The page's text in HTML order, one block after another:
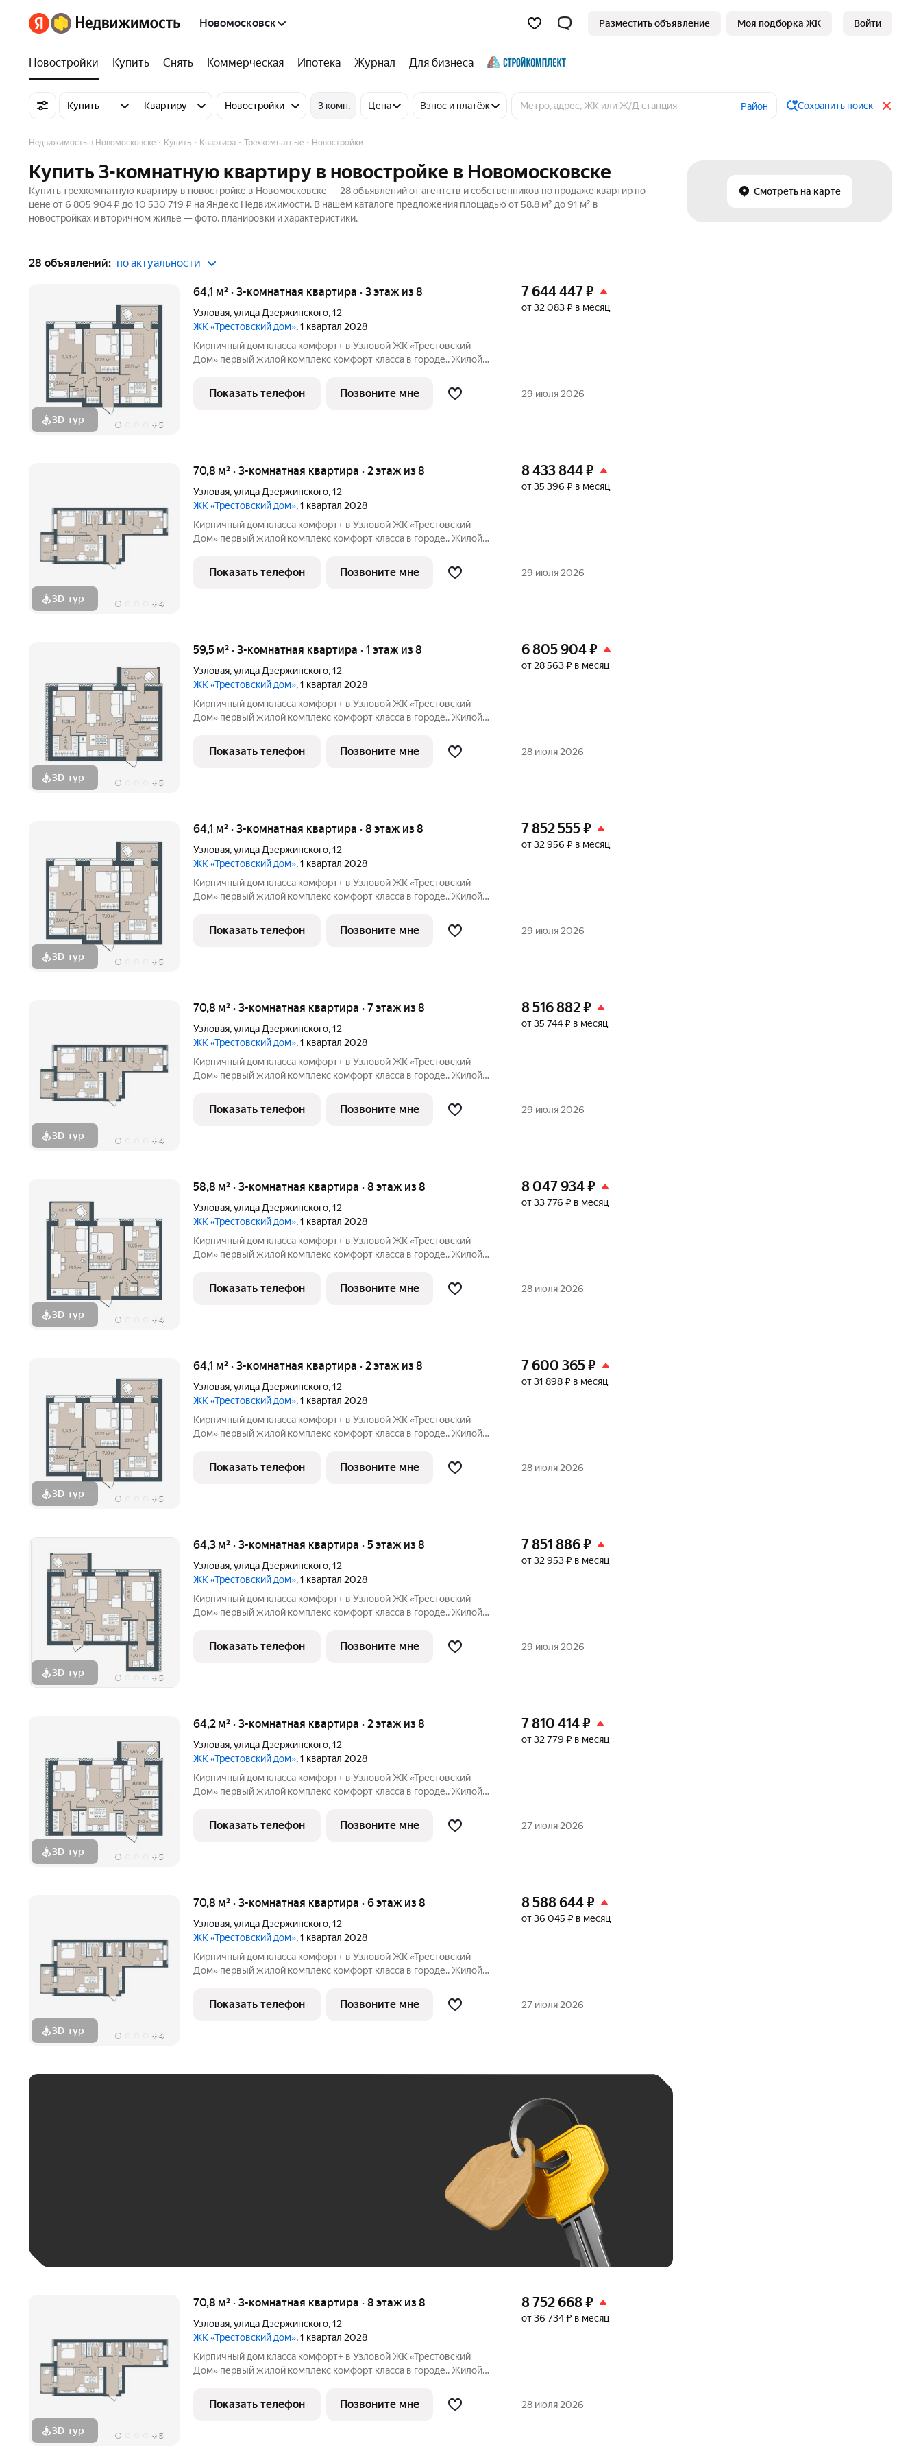
Новомосковск Разместить объявление Моя подборка ЖК Войти
Новостройки Купить Снять Коммерческая Ипотека Журнал Для бизнеса
Купить Квартиру Новостройки 3 комн. Цена Взнос и платёж Район Сохранить поиск
Смотреть на карте
Недвижимость в Новомосковске Купить Квартира Трехкомнатные Новостройки
Купить 3-комнатную квартиру в новостройке в Новомосковске
Купить трехкомнатную квартиру в новостройке в Новомосковске — 28 объявлений от агентств и собственников по продаже квартир по
цене от 6 805 904 ₽ до 10 530 719 ₽ на Яндекс Недвижимости. В нашем каталоге предложения площадью от 58,8 м² до 91 м² в
новостройках и вторичном жилье — фото, планировки и характеристики.
28 объявлений: по актуальности
3D-тур + 5
64,1 м² · 3-комнатная квартира · 3 этаж из 8
Узловая,улица Дзержинского,12
ЖК «Трестовский дом», 1 квартал 2028
Кирпичный дом класса комфорт+ в Узловой ЖК «Трестовский
Дом» первый жилой комплекс комфорт класса в городе.. Жилой
монолитный дом выполнен в современном стиле, с теплым
натуральным кирпичом
7 644 447₽
от 32 083 ₽ в месяц
Показать телефон Позвоните мне 29 июля 2026
3D-тур + 4
70,8 м² · 3-комнатная квартира · 2 этаж из 8
Узловая,улица Дзержинского,12
ЖК «Трестовский дом», 1 квартал 2028
Кирпичный дом класса комфорт+ в Узловой ЖК «Трестовский
Дом» первый жилой комплекс комфорт класса в городе.. Жилой
монолитный дом выполнен в современном стиле, с теплым
натуральным кирпичом
8 433 844₽
от 35 396 ₽ в месяц
Показать телефон Позвоните мне 29 июля 2026
3D-тур + 5
59,5 м² · 3-комнатная квартира · 1 этаж из 8
Узловая,улица Дзержинского,12
ЖК «Трестовский дом», 1 квартал 2028
Кирпичный дом класса комфорт+ в Узловой ЖК «Трестовский
Дом» первый жилой комплекс комфорт класса в городе.. Жилой
монолитный дом выполнен в современном стиле, с теплым
натуральным кирпичом
6 805 904₽
от 28 563 ₽ в месяц
Показать телефон Позвоните мне 28 июля 2026
3D-тур + 5
64,1 м² · 3-комнатная квартира · 8 этаж из 8
Узловая,улица Дзержинского,12
ЖК «Трестовский дом», 1 квартал 2028
Кирпичный дом класса комфорт+ в Узловой ЖК «Трестовский
Дом» первый жилой комплекс комфорт класса в городе.. Жилой
монолитный дом выполнен в современном стиле, с теплым
натуральным кирпичом
7 852 555₽
от 32 956 ₽ в месяц
Показать телефон Позвоните мне 29 июля 2026
3D-тур + 4
70,8 м² · 3-комнатная квартира · 7 этаж из 8
Узловая,улица Дзержинского,12
ЖК «Трестовский дом», 1 квартал 2028
Кирпичный дом класса комфорт+ в Узловой ЖК «Трестовский
Дом» первый жилой комплекс комфорт класса в городе.. Жилой
монолитный дом выполнен в современном стиле, с теплым
натуральным кирпичом
8 516 882₽
от 35 744 ₽ в месяц
Показать телефон Позвоните мне 29 июля 2026
3D-тур + 4
58,8 м² · 3-комнатная квартира · 8 этаж из 8
Узловая,улица Дзержинского,12
ЖК «Трестовский дом», 1 квартал 2028
Кирпичный дом класса комфорт+ в Узловой ЖК «Трестовский
Дом» первый жилой комплекс комфорт класса в городе.. Жилой
монолитный дом выполнен в современном стиле, с теплым
натуральным кирпичом
8 047 934₽
от 33 776 ₽ в месяц
Показать телефон Позвоните мне 28 июля 2026
3D-тур + 5
64,1 м² · 3-комнатная квартира · 2 этаж из 8
Узловая,улица Дзержинского,12
ЖК «Трестовский дом», 1 квартал 2028
Кирпичный дом класса комфорт+ в Узловой ЖК «Трестовский
Дом» первый жилой комплекс комфорт класса в городе.. Жилой
монолитный дом выполнен в современном стиле, с теплым
натуральным кирпичом
7 600 365₽
от 31 898 ₽ в месяц
Показать телефон Позвоните мне 28 июля 2026
3D-тур + 5
64,3 м² · 3-комнатная квартира · 5 этаж из 8
Узловая,улица Дзержинского,12
ЖК «Трестовский дом», 1 квартал 2028
Кирпичный дом класса комфорт+ в Узловой ЖК «Трестовский
Дом» первый жилой комплекс комфорт класса в городе.. Жилой
монолитный дом выполнен в современном стиле, с теплым
натуральным кирпичом
7 851 886₽
от 32 953 ₽ в месяц
Показать телефон Позвоните мне 29 июля 2026
3D-тур + 5
64,2 м² · 3-комнатная квартира · 2 этаж из 8
Узловая,улица Дзержинского,12
ЖК «Трестовский дом», 1 квартал 2028
Кирпичный дом класса комфорт+ в Узловой ЖК «Трестовский
Дом» первый жилой комплекс комфорт класса в городе.. Жилой
монолитный дом выполнен в современном стиле, с теплым
натуральным кирпичом
7 810 414₽
от 32 779 ₽ в месяц
Показать телефон Позвоните мне 27 июля 2026
3D-тур + 4
70,8 м² · 3-комнатная квартира · 6 этаж из 8
Узловая,улица Дзержинского,12
ЖК «Трестовский дом», 1 квартал 2028
Кирпичный дом класса комфорт+ в Узловой ЖК «Трестовский
Дом» первый жилой комплекс комфорт класса в городе.. Жилой
монолитный дом выполнен в современном стиле, с теплым
натуральным кирпичом
8 588 644₽
от 36 045 ₽ в месяц
Показать телефон Позвоните мне 27 июля 2026
3D-тур + 5
70,8 м² · 3-комнатная квартира · 8 этаж из 8
Узловая,улица Дзержинского,12
ЖК «Трестовский дом», 1 квартал 2028
Кирпичный дом класса комфорт+ в Узловой ЖК «Трестовский
Дом» первый жилой комплекс комфорт класса в городе.. Жилой
монолитный дом выполнен в современном стиле, с теплым
натуральным кирпичом
8 752 668₽
от 36 734 ₽ в месяц
Показать телефон Позвоните мне 28 июля 2026